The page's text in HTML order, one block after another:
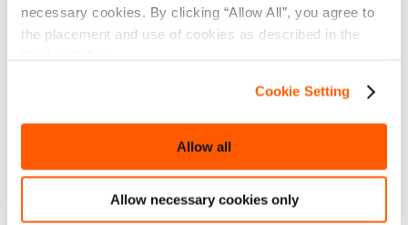
necessary cookies. By clicking “Allow All”, you agree to
the placement and use of cookies as described in the
Cookie Setting
Allow all
Allow necessary cookies only
sposobu i celu wykorzystania danych Użytkownika. W większości
przypadków zastosowanie będzie miała następująca sytuacja:
udzieleni nam zgody na przesyłanie informacji
marketingowych o naszych produktach i usługach); i/lub
komercyjnej robiąc to jednak z zachowaniem odpowiednich
proporcji i poszanowaniem prawa do prywatności; i/lub
Wykorzystanie przez nas danych osobowych Użytkownika
będzie konieczne do zrealizowania umowy lub podjęcia
kroków do nawiązania umowy z Użytkownikiem (np. w celu